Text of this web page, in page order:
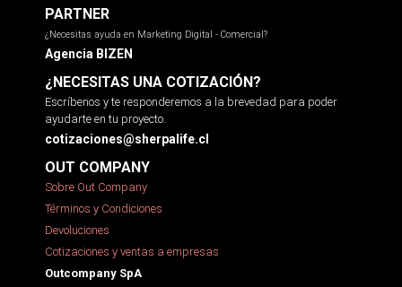
PARTNER
¿Necesitas ayuda en Marketing Digital - Comercial?
Agencia BIZEN
¿NECESITAS UNA COTIZACIÓN?
Escríbenos y te responderemos a la brevedad para poder
ayudarte en tu proyecto.
cotizaciones@sherpalife.cl
OUT COMPANY
Sobre Out Company
Términos y Condiciones
Devoluciones
Cotizaciones y ventas a empresas
Outcompany SpA